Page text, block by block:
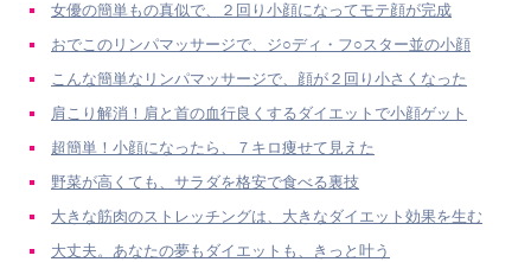
女優の簡単もの真似で、２回り小顔になってモテ顔が完成
おでこのリンパマッサージで、ジ○ディ・フ○スター並の小顔
こんな簡単なリンパマッサージで、顔が２回り小さくなった
肩こり解消！肩と首の血行良くするダイエットで小顔ゲット
超簡単！小顔になったら、７キロ痩せて見えた
野菜が高くても、サラダを格安で食べる裏技
大きな筋肉のストレッチングは、大きなダイエット効果を生む
大丈夫。あなたの夢もダイエットも、きっと叶う